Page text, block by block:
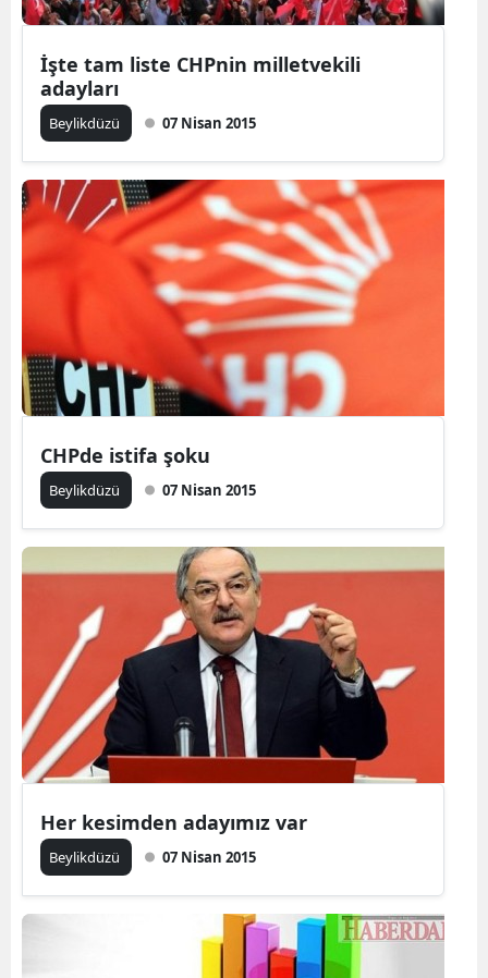
İşte tam liste CHPnin milletvekili
adayları
Beylikdüzü 07 Nisan 2015
CHPde istifa şoku
Beylikdüzü 07 Nisan 2015
Her kesimden adayımız var
Beylikdüzü 07 Nisan 2015